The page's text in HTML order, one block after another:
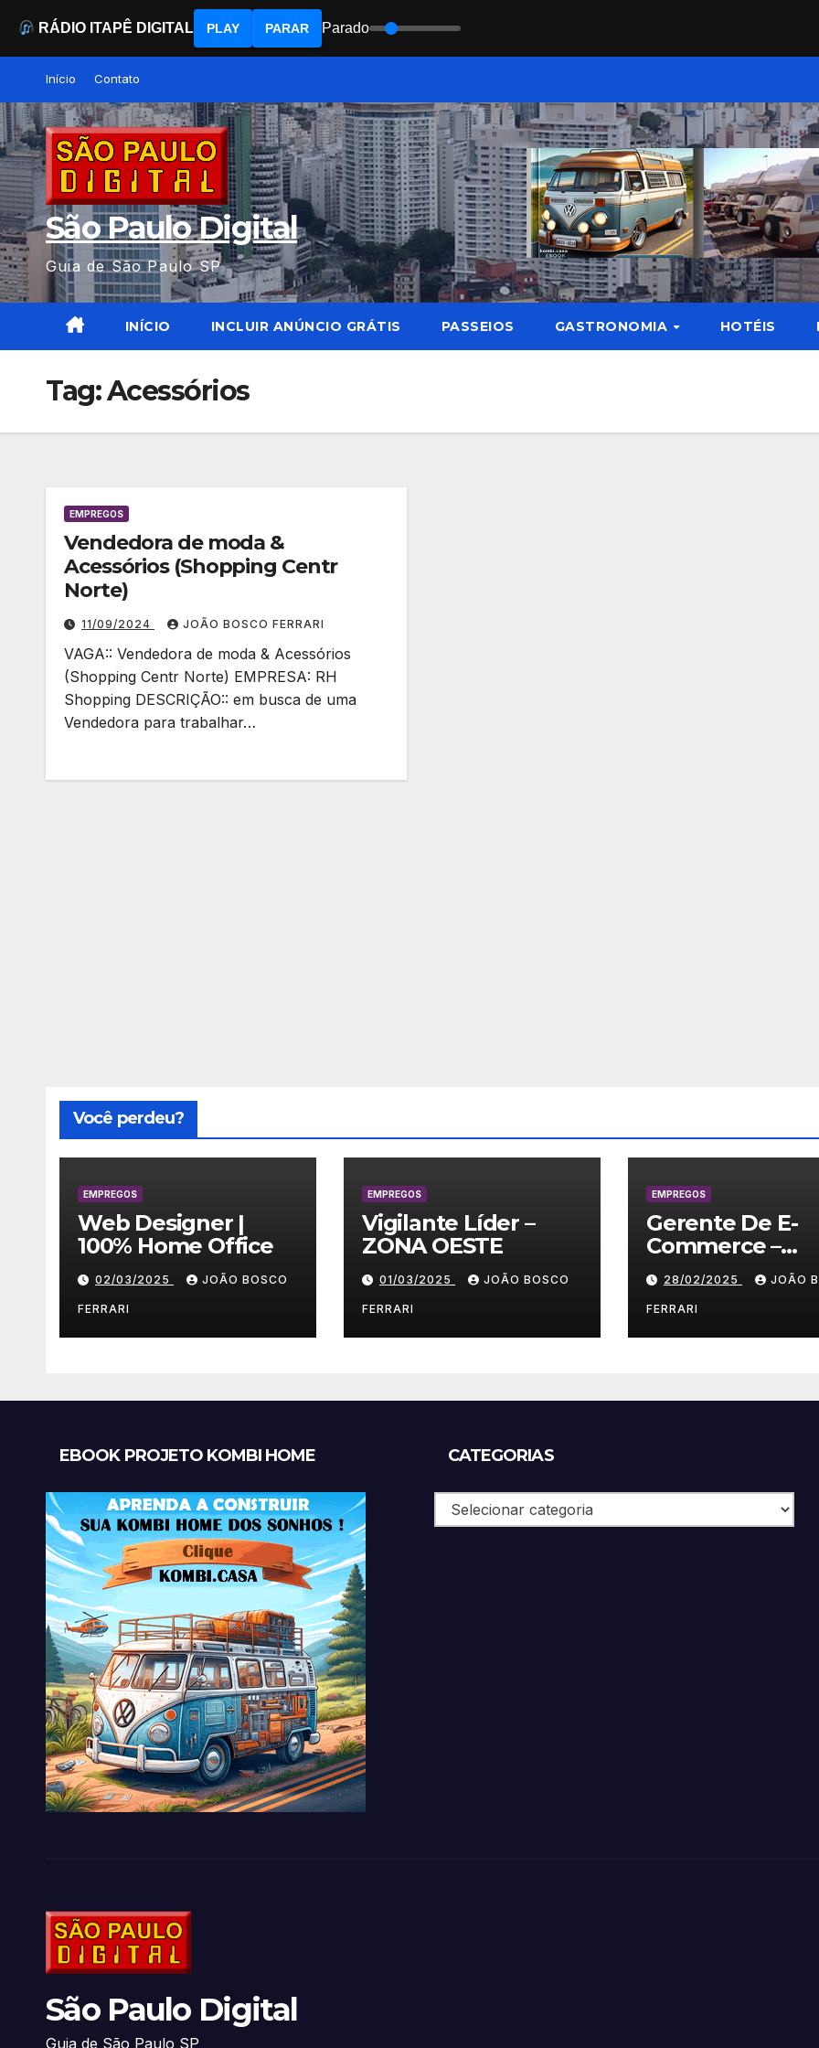
content
Início Contato
São Paulo Digital
Guia de São Paulo SP
INÍCIO INCLUIR ANÚNCIO GRÁTIS PASSEIOS GASTRONOMIA HOTÉIS
Tag:Acessórios
EMPREGOS
Vendedora de moda &
Acessórios (Shopping Centr
Norte)
11/09/2024 JOÃO BOSCO FERRARI
VAGA:: Vendedora de moda & Acessórios
(Shopping Centr Norte) EMPRESA: RH
Shopping DESCRIÇÃO:: em busca de uma
Vendedora para trabalhar…
Você perdeu?
EMPREGOS
Web Designer |
100% Home Office
02/03/2025 JOÃO BOSCO
FERRARI
EMPREGOS
Vigilante Líder –
ZONA OESTE
01/03/2025 JOÃO BOSCO
FERRARI
EMPREGOS
Gerente De E-
Commerce –
Vestuário/
SP28/02/2025 JOÃO
FERRARI
EBOOK PROJETO KOMBI HOME CATEGORIAS
Categorias
São Paulo Digital
Guia de São Paulo SP
RÁDIO ITAPÊ DIGITAL PLAY PARAR Parado